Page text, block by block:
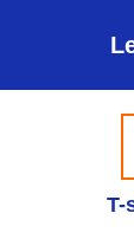
T-